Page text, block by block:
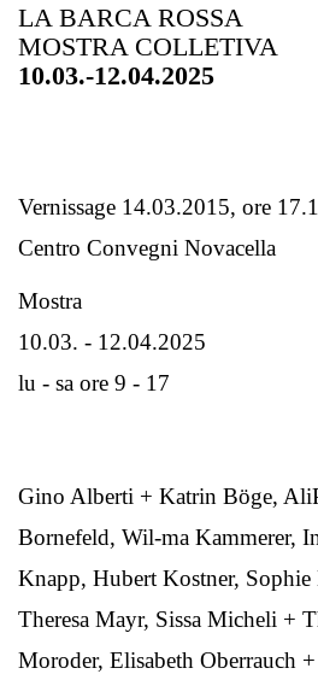
LA BARCA ROSSA
MOSTRA COLLETIVA
10.03.-12.04.2025
Vernissage 14.03.2015, ore
Centro Convegni Novacella
Mostra
10.03. - 12.04.2025
lu - sa ore 9 - 17
Gino Alberti + Katrin Böge,
Bornefeld, Wil-ma Kammerer,
Knapp, Hubert Kostner, Sophie
Theresa Mayr, Sissa Micheli +
Moroder, Elisabeth Oberrauch